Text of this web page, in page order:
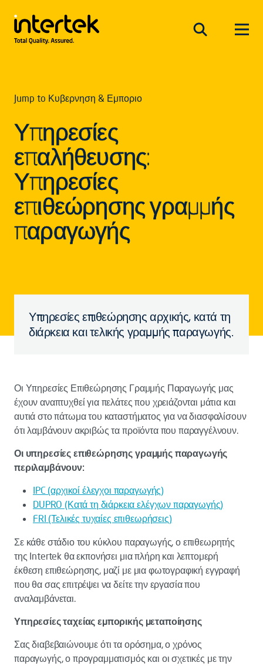
Jump to Κυβερνηση & Εμποριο
Υπηρεσίες
επαλήθευσης:
Υπηρεσίες
επιθεώρησης γραμμής
παραγωγής
Υπηρεσίες επιθεώρησης αρχικής, κατά τη
διάρκεια και τελικής γραμμής παραγωγής.
Οι Υπηρεσίες Επιθεώρησης Γραμμής Παραγωγής μας
έχουν αναπτυχθεί για πελάτες που χρειάζονται μάτια και
αυτιά στο πάτωμα του καταστήματος για να διασφαλίσουν
ότι λαμβάνουν ακριβώς τα προϊόντα που παραγγέλνουν.
Οι υπηρεσίες επιθεώρησης γραμμής παραγωγής
περιλαμβάνουν:
IPC (αρχικοί έλεγχοι παραγωγής)
DUPRO (Κατά τη διάρκεια ελέγχων παραγωγής)
FRI (Τελικές τυχαίες επιθεωρήσεις)
Σε κάθε στάδιο του κύκλου παραγωγής, ο επιθεωρητής
της Intertek θα εκπονήσει μια πλήρη και λεπτομερή
έκθεση επιθεώρησης, μαζί με μια φωτογραφική εγγραφή
που θα σας επιτρέψει να δείτε την εργασία που
αναλαμβάνεται.
Υπηρεσίες ταχείας εμπορικής μεταποίησης
Σας διαβεβαιώνουμε ότι τα ορόσημα, ο χρόνος
παραγωγής, ο προγραμματισμός και οι σχετικές με την